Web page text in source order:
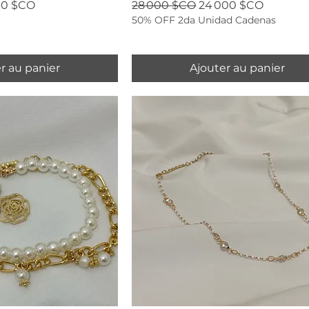
$CO
au panier
Prix original
28 000 $COPrix promotionnel
24 000 $CO
50% OFF 2da Unidad Cadenas
Ajouter au panier